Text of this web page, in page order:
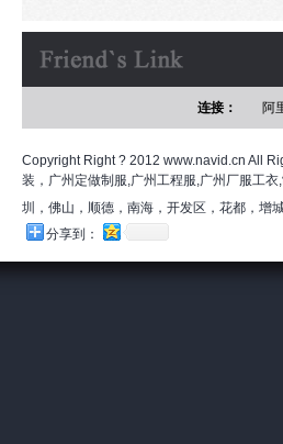
连接： 阿
Copyright Right ? 2012 www.navid.cn All
装，广州定做制服,广州工程服,广州厂服工
圳，佛山，顺德，南海，开发区，花都，增
分享到：